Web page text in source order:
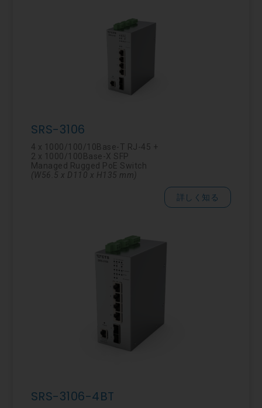
SRS-3106
4 x 1000/100/10Base-T RJ-45 +
2 x 1000/100Base-X SFP
Managed Rugged PoE Switch
( W56.5 x D110 x H135 mm)
詳しく知る
SRS-3106-4BT